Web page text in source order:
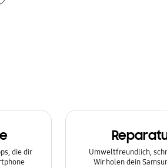
die dir
Umweltfreundlich,
Wir holen dein